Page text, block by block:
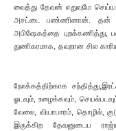
வைத்து தேவன் எதுவுமே
அசட்டை பண்ணினான். தன்
அபிஷேகத்தை புறக்கணித்து,
துணிகரமாக, தவறான சில
நோக்கத்திற்காக
ஓடவும், உழைக்கவும்,
வேலை, வியாபாரம், தொழில்,
இருக்கிற தேவனுடைய